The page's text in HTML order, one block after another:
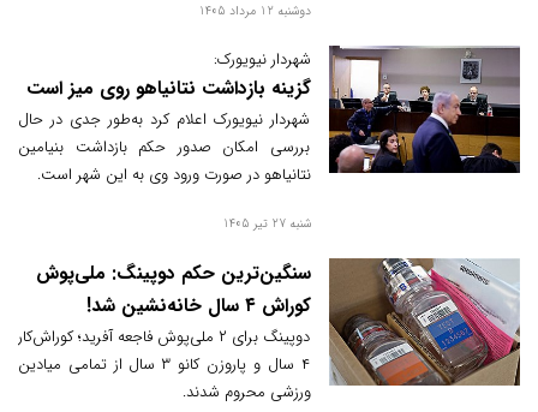
منتشر شد.
دوشنبه 12 مرداد 1405
شهردار نیویورک:
گزینه بازداشت نتانیاهو روی میز است
شهردار نیویورک اعلام کرد به‌طور جدی در حال
بررسی امکان صدور حکم بازداشت بنیامین
نتانیاهو در صورت ورود وی به این شهر است.
شنبه 27 تیر 1405
سنگین‌ترین حکم دوپینگ: ملی‌پوش
کوراش ۴ سال خانه‌نشین شد!
دوپینگ برای ۲ ملی‌پوش فاجعه آفرید؛ کوراش‌کار
۴ سال و پاروزن کانو ۳ سال از تمامی میادین
ورزشی محروم شدند.